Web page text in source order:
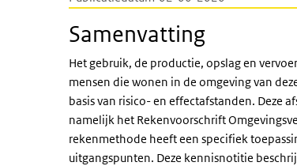
Samenvatting
Het gebruik, de productie, opslag en
mensen die wonen in de omgeving van
basis van risico- en effectafstanden. Deze
namelijk het Rekenvoorschrift
rekenmethode heeft een specifiek
uitgangspunten. Deze kennisnotitie